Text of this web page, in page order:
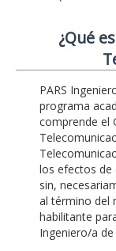
¿Qué
PARS
programa
comprende el
los efectos de
sin,
al término del
habilitante
Ingeniero/a